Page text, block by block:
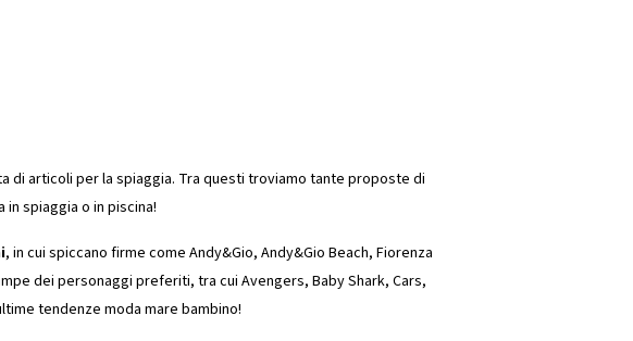
di articoli per la spiaggia. Tra questi troviamo tante proposte di
spiaggia o in piscina!
, in cui spiccano firme come Andy&Gio, Andy&Gio Beach, Fiorenza
dei personaggi preferiti, tra cui Avengers, Baby Shark, Cars,
tendenze moda mare bambino!